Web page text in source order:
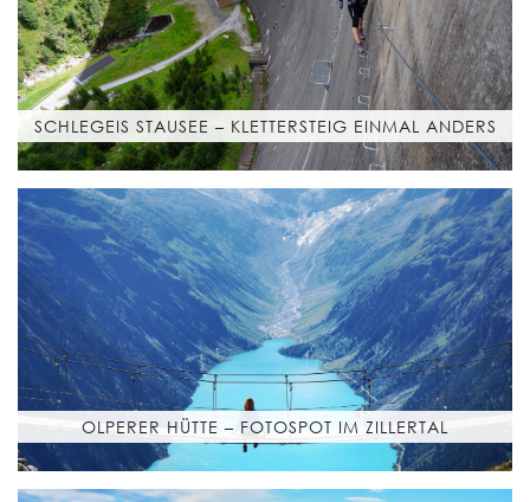
SCHLEGEIS STAUSEE – KLETTERSTEIG EINMAL ANDERS
OLPERER HÜTTE – FOTOSPOT IM ZILLERTAL